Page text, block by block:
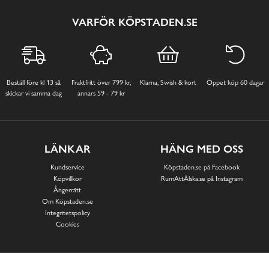
VARFÖR KÖPSTADEN.SE
Beställ före kl 13 så
skickar vi samma dag
Fraktfritt över 799 kr,
annars 59 - 79 kr
Klarna, Swish & kort Öppet köp 60 dagar
LÄNKAR
Kundservice
Köpvillkor
Ångerrätt
Om Köpstaden.se
Integritetspolicy
Cookies
HÄNG MED OSS
Köpstaden.se på Facebook
RumAttÄlska.se på Instagram